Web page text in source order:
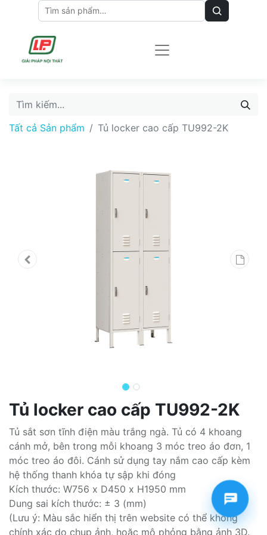
Tất cả Sản phẩm Tủ locker cao cấp TU992-2K
Tủ locker cao cấp TU992-2K
Tủ sắt sơn tĩnh điện màu trắng ngà. Tủ có 4 khoang
cánh mở, bên trong mỗi khoang 3 móc treo áo đơn, 1
móc treo áo đôi. Cánh sử dụng tay nắm cao cấp kèm
hệ thống thanh khóa tự sập khi đóng
Kích thước: W756 x D450 x H1950 mm
Dung sai kích thước: ± 3 (mm)
(Lưu ý: Màu sắc hiển thị trên website có thể không
chính xác do chụp ảnh, hoặc mô phỏng bằng ảnh 3D.